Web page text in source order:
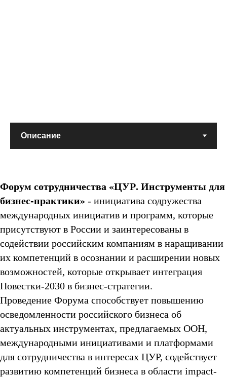
Форум сотрудничества «ЦУР. Инструменты для
бизнес-практики» - инициатива содружества
международных инициатив и программ, которые
присутствуют в России и заинтересованы в
содействии российским компаниям в наращивании
их компетенций в осознании и расширении новых
возможностей, которые открывает интеграция
Повестки-2030 в бизнес-стратегии.
Проведение Форума способствует повышению
осведомленности российского бизнеса об
актуальных инструментах, предлагаемых ООН,
международными инициативами и платформами
для сотрудничества в интересах ЦУР, содействует
развитию компетенций бизнеса в области impact-